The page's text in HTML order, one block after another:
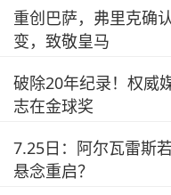
重创巴萨，弗里克确
变，致敬皇马
破除20年纪录！权威
志在金球奖
7.25日：阿尔瓦雷斯
悬念重启？